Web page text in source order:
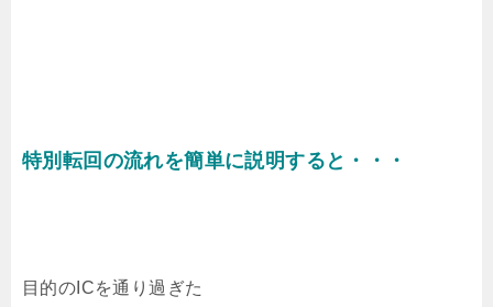
特別転回の流れを簡単に説明すると・・・
目的のICを通り過ぎた